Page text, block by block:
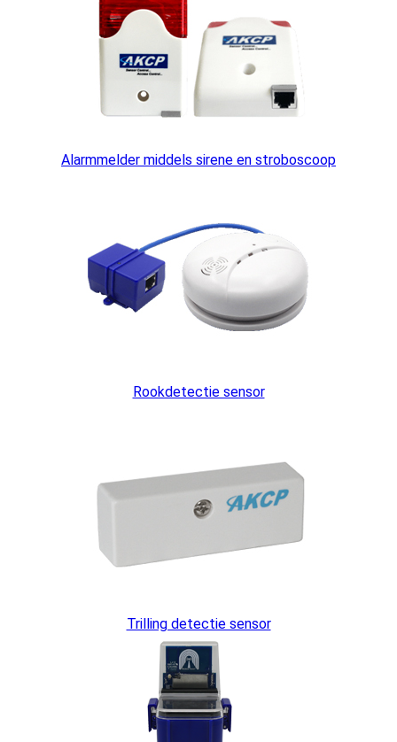
Alarmmelder middels sirene en stroboscoop
Rookdetectie sensor
Trilling detectie sensor